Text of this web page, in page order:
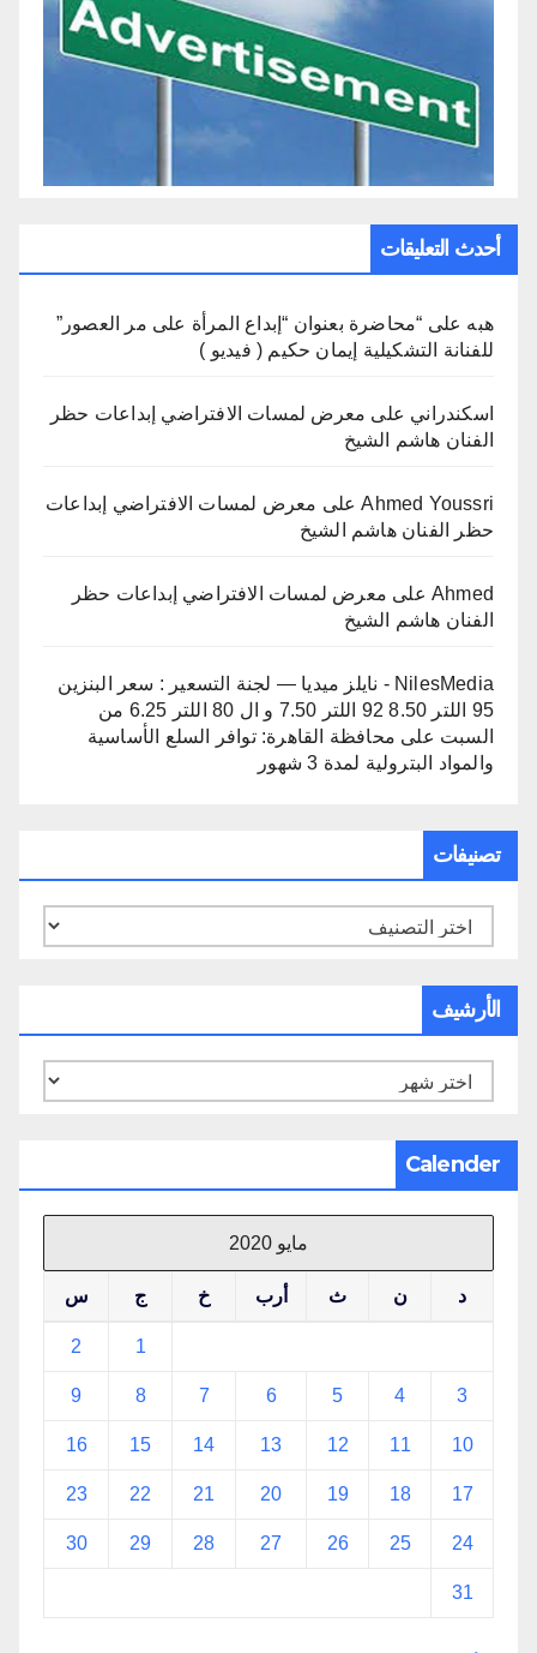
أحدث التعليقات
هبه على “محاضرة بعنوان “إبداع المرأة على مر العصور”
للفنانة التشكيلية إيمان حكيم ( فيديو )
اسكندراني على معرض لمسات الافتراضي إبداعات حظر
الفنان هاشم الشيخ
Ahmed Youssriعلى معرض لمسات الافتراضي إبداعات
حظر الفنان هاشم الشيخ
Ahmed على معرض لمسات الافتراضي إبداعات حظر
الفنان هاشم الشيخ
NilesMedia - نايلز ميديا — لجنة التسعير : سعر البنزين
95 اللتر 8.50 92 اللتر 7.50 و ال 80 اللتر 6.25 من
السبت على محافظة القاهرة: توافر السلع الأساسية
والمواد البترولية لمدة 3 شهور
تصنيفات
تصنيفات
الأرشيف
الأرشيف
Calender
مايو 2020
د ن ث أرب خ ج س
1
2
3
4
5
6
7
8
9
10
11
12
13
14
15
16
17
18
19
20
21
22
23
24
25
26
27
28
29
30
31